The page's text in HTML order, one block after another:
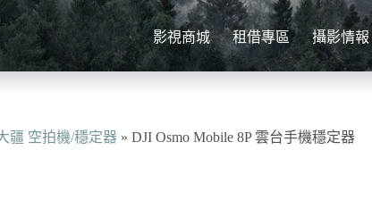
影視商城 租借專區 攝影情報
疆 空拍機/穩定器 » DJI Osmo Mobile 8P 雲台手機穩定器